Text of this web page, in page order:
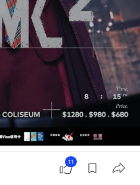
時Cherry會否現身觀眾席，都會成為「賦
11